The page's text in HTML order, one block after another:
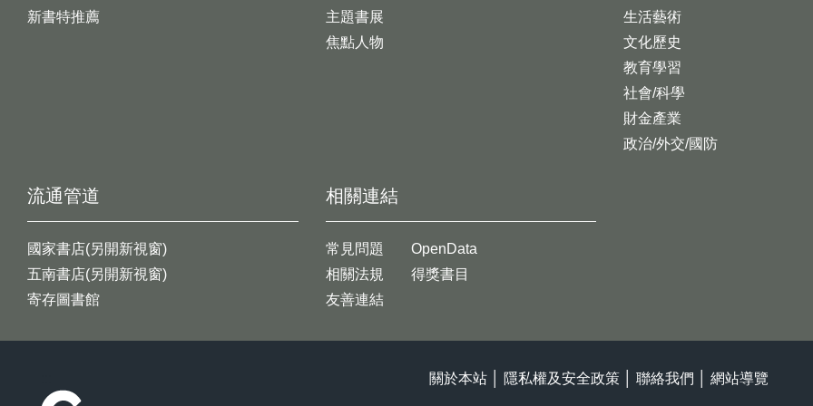
新書特推薦
生活藝術
文化歷史
教育學習
社會/科學
財金產業
政治/外交/國防
主題書展
焦點人物
流通管道
國家書店(另開新視窗)
五南書店(另開新視窗)
寄存圖書館
相關連結
常見問題
相關法規
友善連結
OpenData
得獎書目
關於本站 隱私權及安全政策 聯絡我們 網站導覽